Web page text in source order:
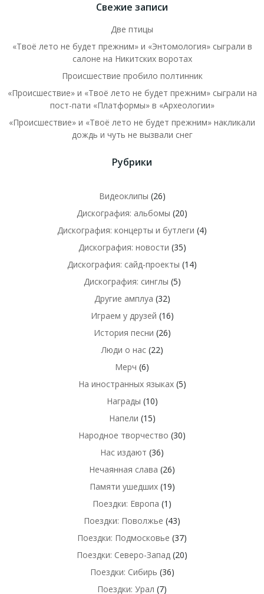
Свежие записи
Две птицы
«Твоё лето не будет прежним» и «Энтомология» сыграли в
салоне на Никитских воротах
Происшествие пробило полтинник
«Происшествие» и «Твоё лето не будет прежним» сыграли на
пост-пати «Платформы» в «Археологии»
«Происшествие» и «Твоё лето не будет прежним» накликали
дождь и чуть не вызвали снег
Рубрики
Видеоклипы (26)
Дискография: альбомы (20)
Дискография: концерты и бутлеги (4)
Дискография: новости (35)
Дискография: сайд-проекты (14)
Дискография: синглы (5)
Другие амплуа (32)
Играем у друзей (16)
История песни (26)
Люди о нас(22)
Мерч (6)
На иностранных языках(5)
Награды (10)
Напели (15)
Народное творчество (30)
Нас издают (36)
Нечаянная слава (26)
Памяти ушедших(19)
Поездки: Европа (1)
Поездки: Поволжье (43)
Поездки: Подмосковье (37)
Поездки: Северо-Запад (20)
Поездки: Сибирь (36)
Поездки: Урал (7)